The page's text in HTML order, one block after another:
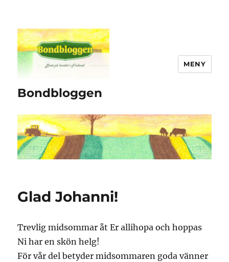
Bondbloggen
MENY
Glad Johanni!
Trevlig midsommar åt Er allihopa och hoppas
Ni har en skön helg!
För vår del betyder midsommaren goda vänner